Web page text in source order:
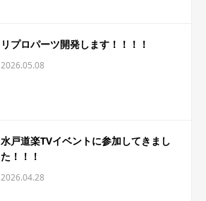
リプロパーツ開発します！！！！
2026.05.08
水戸道楽TVイベントに参加してきまし
た！！！
2026.04.28